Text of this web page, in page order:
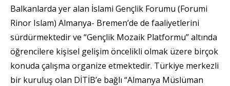
Balkanlarda yer alan İslami Gençlik Forumu (Forumi
Rinor Islam) Almanya- Bremen’de de faaliyetlerini
sürdürmektedir ve “Gençlik Mozaik Platformu” altında
öğrencilere kişisel gelişim öncelikli olmak üzere birçok
konuda çalışma organize etmektedir. Türkiye merkezli
bir kuruluş olan DİTİB’e bağlı “Almanya Müslüman